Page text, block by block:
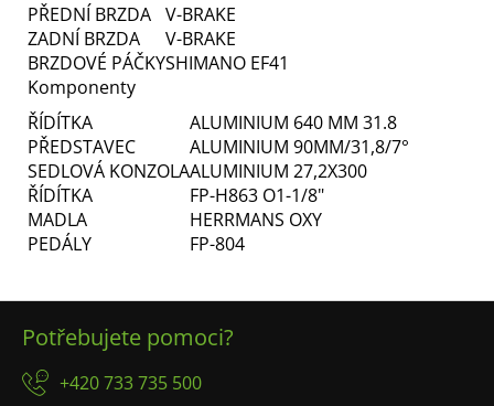
PŘEDNÍ BRZDA V-BRAKE
ZADNÍ BRZDA
V-BRAKE
BRZDOVÉ PÁČKYSHIMANO EF41
Komponenty
ŘÍDÍTKA
ALUMINIUM 640 MM 31.8
PŘEDSTAVEC
ALUMINIUM 90MM/31,8/7°
SEDLOVÁ KONZOLAALUMINIUM 27,2X300
ŘÍDÍTKA
FP-H863 O1-1/8"
MADLA
HERRMANS OXY
PEDÁLY
FP-804
Z
Potřebujete pomoci?
+420 733 735 500